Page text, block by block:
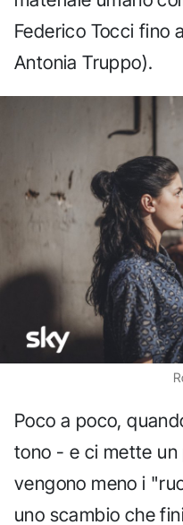
Federico Tocci fino
Antonia Truppo).
Poco a poco,
tono - e ci mette un
vengono meno i
uno scambio che